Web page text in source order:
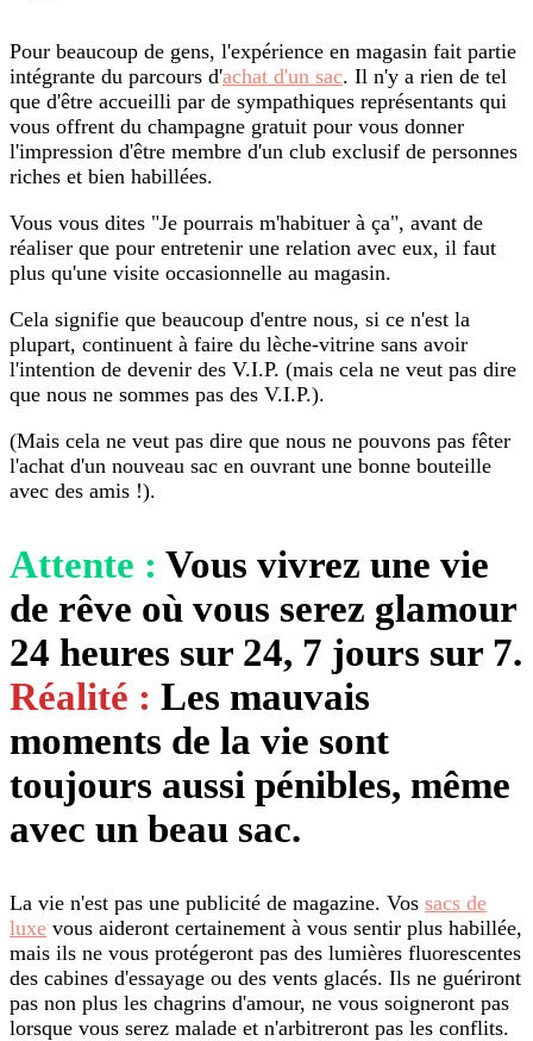
Pour beaucoup de gens, l'expérience en magasin fait partie
intégrante du parcours d'achat d'un sac. Il n'y a rien de tel
que d'être accueilli par de sympathiques représentants qui
vous offrent du champagne gratuit pour vous donner
l'impression d'être membre d'un club exclusif de personnes
riches et bien habillées.
Vous vous dites "Je pourrais m'habituer à ça", avant de
réaliser que pour entretenir une relation avec eux, il faut
plus qu'une visite occasionnelle au magasin.
Cela signifie que beaucoup d'entre nous, si ce n'est la
plupart, continuent à faire du lèche-vitrine sans avoir
l'intention de devenir des V.I.P. (mais cela ne veut pas dire
que nous ne sommes pas des V.I.P.).
(Mais cela ne veut pas dire que nous ne pouvons pas fêter
l'achat d'un nouveau sac en ouvrant une bonne bouteille
avec des amis !).
Attente : Vous vivrez une vie
de rêve où vous serez glamour
24 heures sur 24, 7 jours sur 7.
Réalité : Les mauvais
moments de la vie sont
toujours aussi pénibles, même
avec un beau sac.
La vie n'est pas une publicité de magazine. Vos sacs de
luxe vous aideront certainement à vous sentir plus habillée,
mais ils ne vous protégeront pas des lumières fluorescentes
des cabines d'essayage ou des vents glacés. Ils ne guériront
pas non plus les chagrins d'amour, ne vous soigneront pas
lorsque vous serez malade et n'arbitreront pas les conflits.